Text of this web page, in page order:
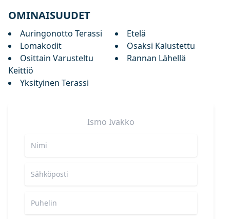
OMINAISUUDET
Auringonotto Terassi
Etelä
Lomakodit
Osaksi Kalustettu
Osittain Varusteltu
Keittiö
Rannan Lähellä
Yksityinen Terassi
Ismo Ivakko